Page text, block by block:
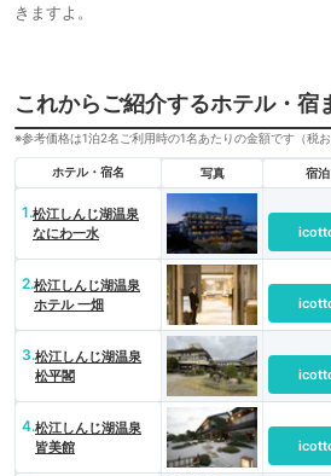
きますよ。
これからご紹介するホテル・宿
※参考価格は1泊2名ご利用時の1名あたりの金額です（税お
ホテル・宿名 写真 宿
1.松江しんじ湖温泉
なにわ一水
2.松江しんじ湖温泉
ホテル 一畑
3.松江しんじ湖温泉
松平閣
4.松江しんじ湖温泉
皆美館